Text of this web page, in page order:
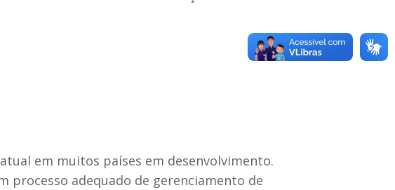
em muitos países em desenvolvimento.
processo adequado de gerenciamento de